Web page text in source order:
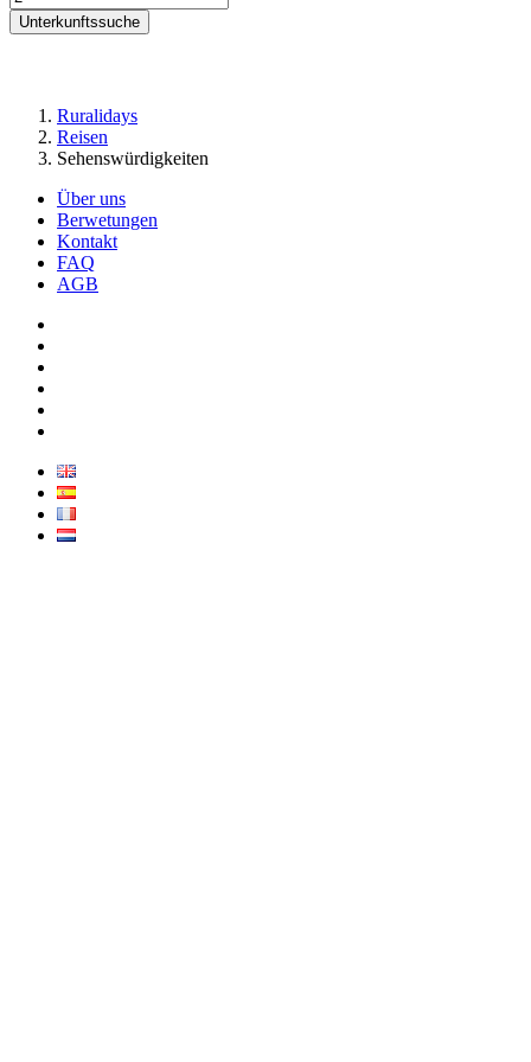
Unterkunftssuche
Ruralidays
Reisen
Sehenswürdigkeiten
Über uns
Berwetungen
Kontakt
FAQ
AGB